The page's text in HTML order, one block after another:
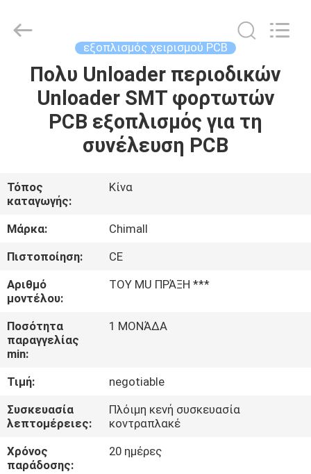
ΣΠΊΤΙ
ΠΡΟΪΌΝΤΑ
ΕΜΕΊΣ
ΓΎΡΟΣ
ΕΡΓΟΣΤΑΣΊΩΝ
ΠΟΙΟΤΙΚΌΣ
ΈΛΕΓΧΟΣ
ΕΛΆΤΕ
ΣΕ
ΕΠΑΦΉ
ΜΕ
Limited.
εξοπλισμός χειρισμού PCB
Πολυ Unloader περιοδικών
Unloader SMT φορτωτών
PCB εξοπλισμός για τη
συνέλευση PCB
Τόπος
καταγωγής:
Κίνα
Μάρκα:
Chimall
Πιστοποίηση:
CE
Αριθμό
μοντέλου:
ΤΟΥ MU ΠΡΆΞΗ ***
Ποσότητα
παραγγελίας
min:
1 ΜΟΝΆΔΑ
Τιμή:
negotiable
Συσκευασία
λεπτομέρειες:
Πλόιμη κενή συσκευασία
κοντραπλακέ
Χρόνος
παράδοσης:
20 ημέρες